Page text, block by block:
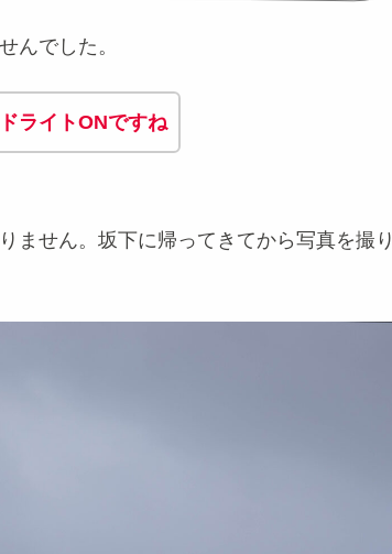
んでした。
ライトONですね
ません。坂下に帰ってきてから写真を撮り